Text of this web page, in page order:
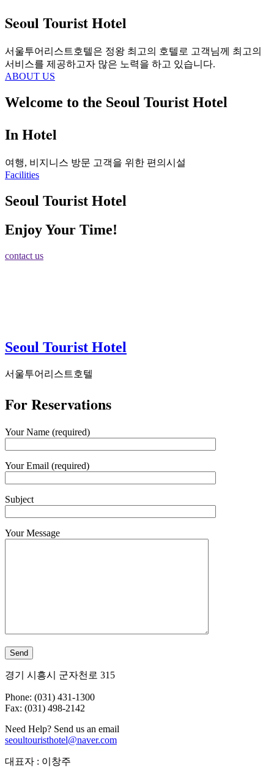
Seoul Tourist Hotel
서울투어리스트호텔은 정왕 최고의 호텔로 고객님께 최고의
서비스를 제공하고자 많은 노력을 하고 있습니다.
ABOUT US
Welcome to the Seoul Tourist Hotel
In Hotel
여행, 비지니스 방문 고객을 위한 편의시설
Facilities
Seoul Tourist Hotel
Enjoy Your Time!
contact us
Seoul Tourist Hotel
서울투어리스트호텔
For Reservations
Your Name (required)
Your Email (required)
Subject
Your Message
경기 시흥시 군자천로 315
Phone: (031) 431-1300
Fax: (031) 498-2142
Need Help? Send us an email
seoultouristhotel@naver.com
대표자 : 이창주